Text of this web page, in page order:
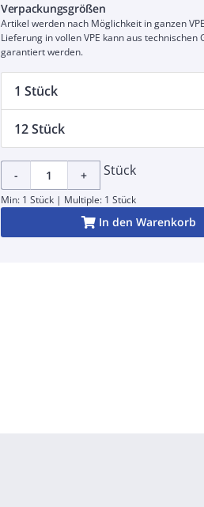
Verpackungsgrößen
Artikel werden nach Möglichkeit in ganzen
Lieferung in vollen VPE kann aus technischen
garantiert werden.
1 Stück
12 Stück
- + Stück
Min: 1 Stück | Multiple: 1 Stück
In den Warenkorb